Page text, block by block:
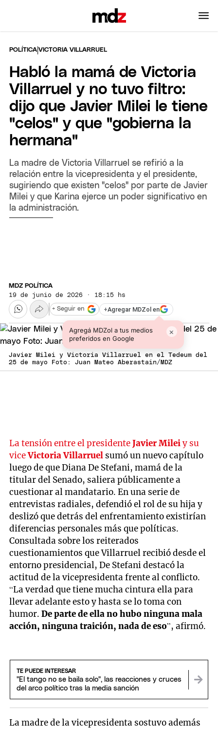
POLÍTICA |VICTORIA VILLARRUEL
Habló la mamá de Victoria
Villarruel y no tuvo filtro:
dijo que Javier Milei le tiene
"celos" y que "gobierna la
hermana"
La madre de Victoria Villarruel se refirió a la
relación entre la vicepresidenta y el presidente,
sugiriendo que existen "celos" por parte de Javier
Milei y que Karina ejerce un poder significativo en
la administración.
MDZ POLÍTICA
19 de junio de 2026 · 18:15 hs
+Agregar MDZol en
Agregá MDZol a tus medios
preferidos en Google
×
+ Seguir en
Javier Milei y Victoria Villarruel en el Tedeum del
25 de mayo Foto: Juan Mateo Aberastain/MDZ
La tensión entre el presidenteJavier Mileiy su
viceVictoria Villarruel sumó un nuevo capítulo
luego de que Diana De Stefani, mamá de la
titular del Senado, saliera públicamente a
cuestionar al mandatario. En una serie de
entrevistas radiales, defendió el rol de su hija y
deslizó que detrás del enfrentamiento existirían
diferencias personales más que políticas.
Consultada sobre los reiterados
cuestionamientos que Villarruel recibió desde el
entorno presidencial, De Stefani destacó la
actitud de la vicepresidenta frente al conflicto.
“La verdad que tiene mucha cintura ella para
llevar adelante esto y hasta se lo toma con
humor.De parte de ella no hubo ninguna mala
acción, ninguna traición, nada de eso”, afirmó.
TE PUEDE INTERESAR
"El tango no se baila solo", las reacciones y cruces
del arco político tras la media sanción
La madre de la vicepresidenta sostuvo además